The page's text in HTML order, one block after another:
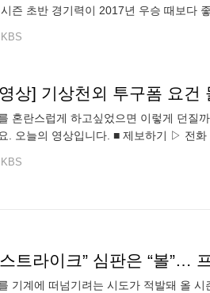
다는 평가가 이어지고 있습니다. 최정민 기자입니다. [리포트] 경기 시작하자
KBS
상] 기상천외 투구폼 요건
혼란스럽게 하고싶었으면 이렇게 던질
. 오늘의 영상입니다. ■ 제보하기 ▷ 전
KBS
트라이크” 심판은 “볼”…
기계에 떠넘기려는 시도가 적발돼 올